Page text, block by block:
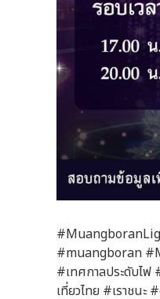
#muangboran
#เทศกาลประดับไ
เที่ยวไทย #เราชน